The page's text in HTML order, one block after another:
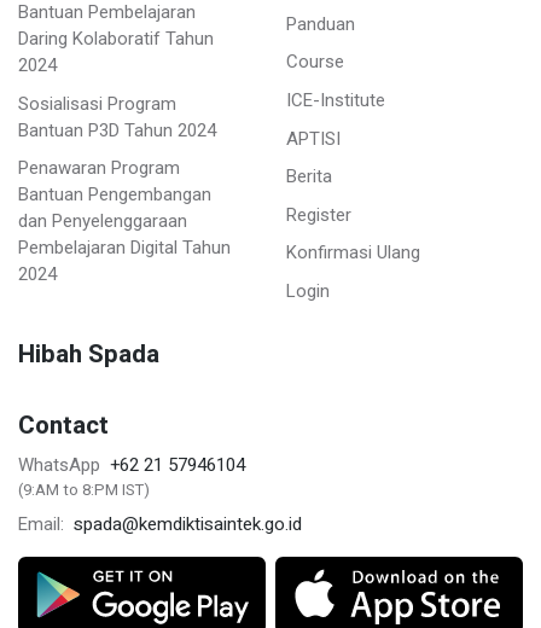
Bantuan Pembelajaran
Daring Kolaboratif Tahun
2024
Sosialisasi Program
Bantuan P3D Tahun 2024
Penawaran Program
Bantuan Pengembangan
dan Penyelenggaraan
Pembelajaran Digital Tahun
2024
Panduan
Course
ICE-Institute
APTISI
Berita
Register
Konfirmasi Ulang
Login
Hibah Spada
Contact
WhatsApp +62 21 57946104
(9:AM to 8:PM IST)
Email: spada@kemdiktisaintek.go.id